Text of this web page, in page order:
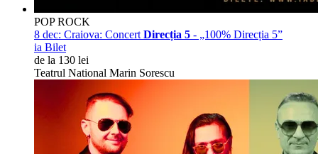
POP ROCK
8 dec: Craiova: Concert Direcția 5 - „100% Direcția 5”
ia Bilet
de la 130 lei
Teatrul National Marin Sorescu